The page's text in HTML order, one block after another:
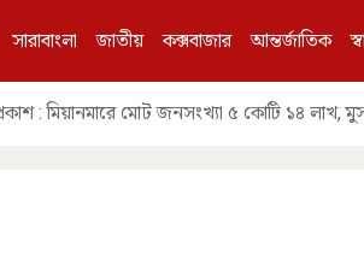
সারাবাংলা জাতীয় কক্সবাজার আন্তর্জাতিক
: মিয়ানমারে মোট জনসংখ্যা ৫ কোটি ১৪ লাখ,